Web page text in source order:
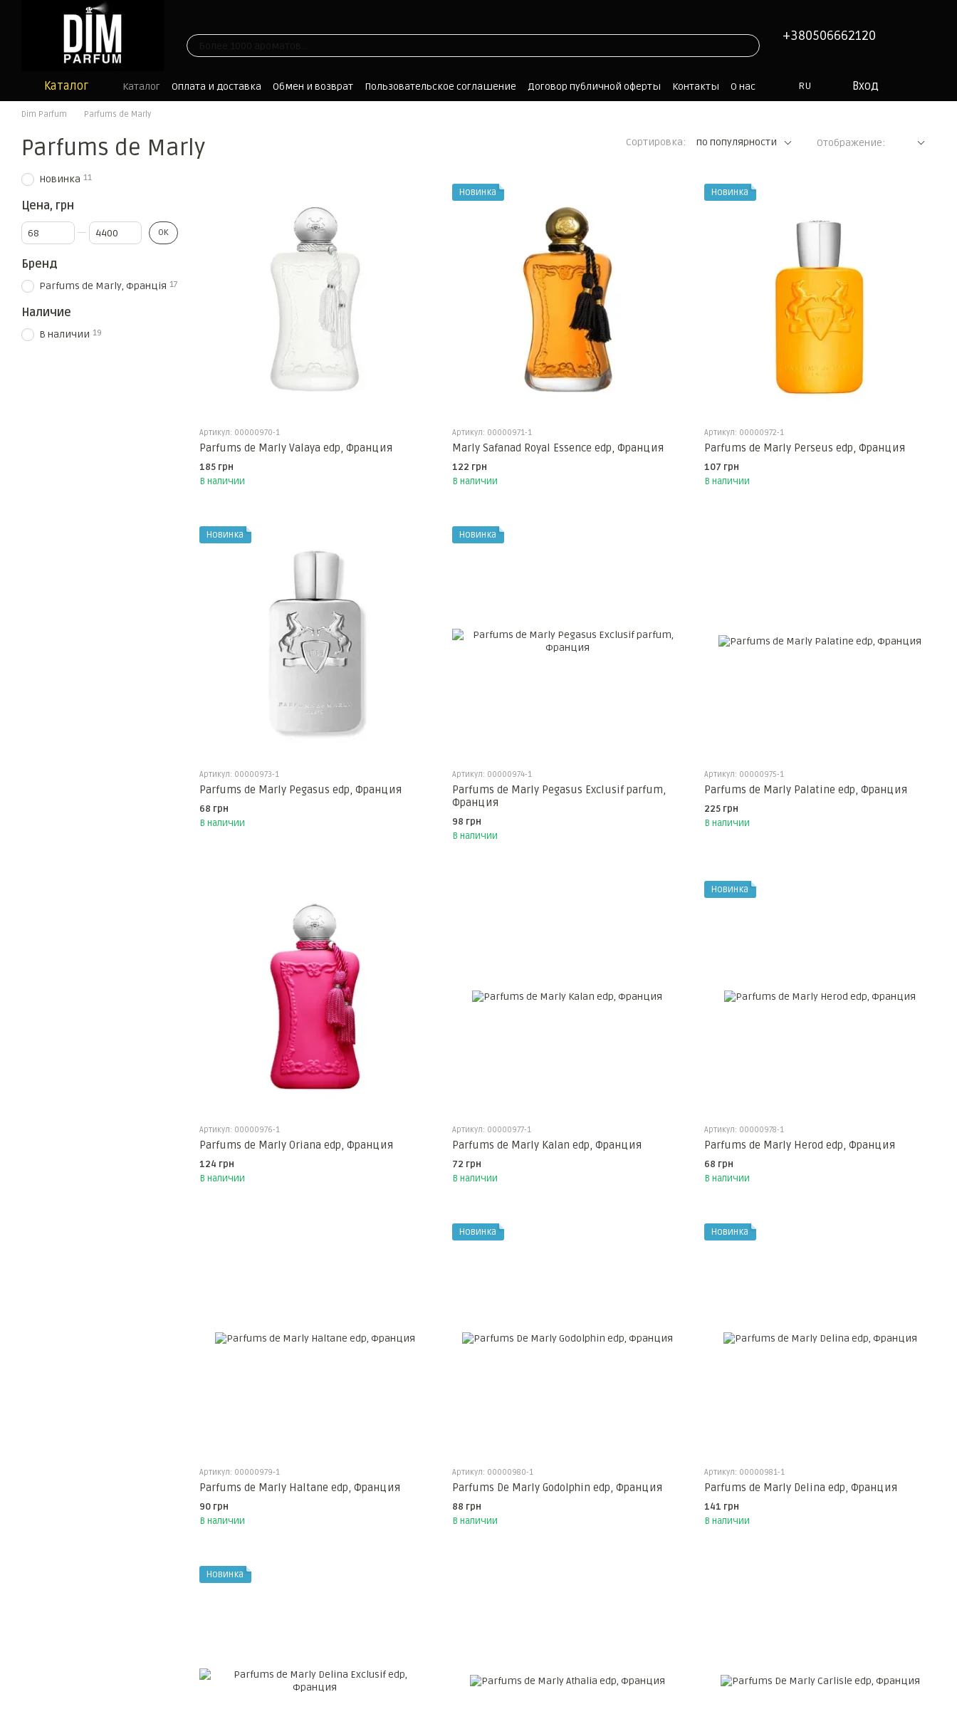
Перейти к основному контенту
+380506662120
Каталог Каталог Оплата и доставка Обмен и возврат Пользовательское соглашение Договор публичной оферты Контакты
О нас
Отзывы
Блог
RU Вход
Dim Parfum Parfums de Marly
Parfums de Marly Сортировка: по популярности Отображение:
Артикул: 00000970-1
Parfums de Marly Valaya edp, Франция
185 грн
В наличии
Новинка
Артикул: 00000971-1
Marly Safanad Royal Essence edp, Франция
122 грн
В наличии
Новинка
Артикул: 00000972-1
Parfums de Marly Perseus edp, Франция
107 грн
В наличии
Новинка
Артикул: 00000973-1
Parfums de Marly Pegasus edp, Франция
68 грн
В наличии
Новинка
Артикул: 00000974-1
Parfums de Marly Pegasus Exclusif parfum,
Франция
98 грн
В наличии
Артикул: 00000975-1
Parfums de Marly Palatine edp, Франция
225 грн
В наличии
Артикул: 00000976-1
Parfums de Marly Oriana edp, Франция
124 грн
В наличии
Артикул: 00000977-1
Parfums de Marly Kalan edp, Франция
72 грн
В наличии
Новинка
Артикул: 00000978-1
Parfums de Marly Herod edp, Франция
68 грн
В наличии
Артикул: 00000979-1
Parfums de Marly Haltane edp, Франция
90 грн
В наличии
Новинка
Артикул: 00000980-1
Parfums De Marly Godolphin edp, Франция
88 грн
В наличии
Новинка
Артикул: 00000981-1
Parfums de Marly Delina edp, Франция
141 грн
В наличии
Новинка
Новинка 11
Цена, грн
От Цена, грн
До Цена, грн OK
Бренд
Parfums de Marly, Франція 17
Наличие
В наличии 19